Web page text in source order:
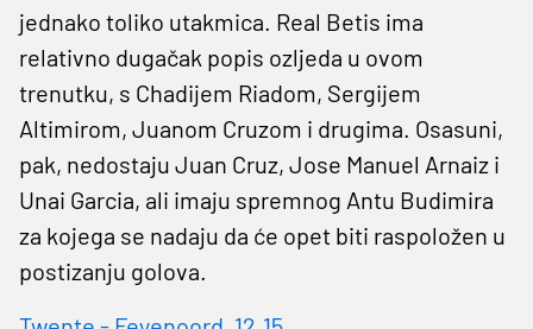
jednako toliko utakmica. Real Betis ima
relativno dugačak popis ozljeda u ovom
trenutku, s Chadijem Riadom, Sergijem
Altimirom, Juanom Cruzom i drugima. Osasuni,
pak, nedostaju Juan Cruz, Jose Manuel Arnaiz i
Unai Garcia, ali imaju spremnog Antu Budimira
za kojega se nadaju da će opet biti raspoložen u
postizanju golova.